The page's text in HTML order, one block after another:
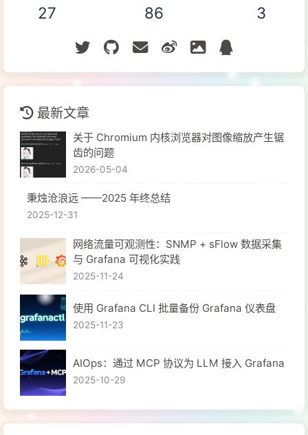
27 86 3
最新文章
关于 Chromium 内核浏览器对图像缩放产生锯
齿的问题
2026-05-04
秉烛沧浪远 ——2025 年终总结
2025-12-31
网络流量可观测性：SNMP + sFlow 数据采集
与 Grafana 可视化实践
2025-11-24
使用 Grafana CLI 批量备份 Grafana 仪表盘
2025-11-23
​AIOps：通过 MCP 协议为 LLM 接入 Grafana
2025-10-29